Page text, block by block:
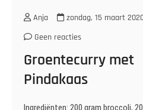
Anja
zondag, 15 maart
Geen reacties
Groentecurry met
Pindakaas
Ingrediënten: 200 gram broccoli,